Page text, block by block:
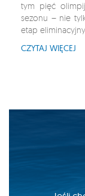
tym pięć
sezonu – nie
etap
CZYTAJ WIĘCEJ